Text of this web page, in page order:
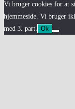
Vi bruger cookies for at
hjemmeside. Vi bruger
med 3. part. Ok